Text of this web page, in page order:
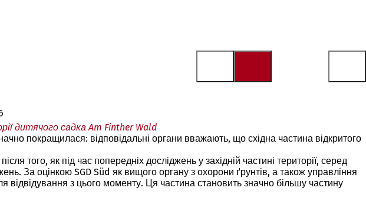
дитячого садка Am Finther Wald
покращилася: відповідальні органи вважають, що східна частина відкритого
того, як під час попередніх досліджень у західній частині території, серед
За оцінкою SGD Süd як вищого органу з охорони ґрунтів, а також управління
відвідування з цього моменту. Ця частина становить значно більшу частину